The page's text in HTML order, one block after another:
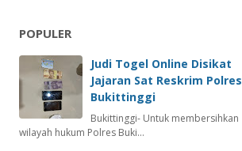
POPULER
Judi Togel Online Disikat
Jajaran Sat Reskrim Polres
Bukittinggi
Bukittinggi- Untuk membersihkan
wilayah hukum Polres Buki…